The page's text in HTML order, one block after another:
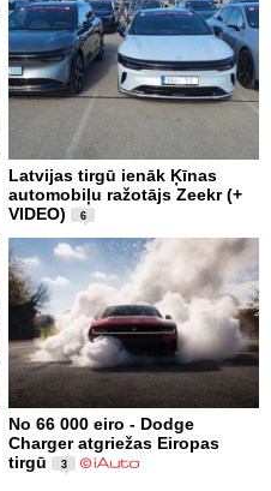
Latvijas tirgū ienāk Ķīnas
automobiļu ražotājs Zeekr (+
VIDEO)
6
No 66 000 eiro - Dodge
Charger atgriežas Eiropas
tirgū
3